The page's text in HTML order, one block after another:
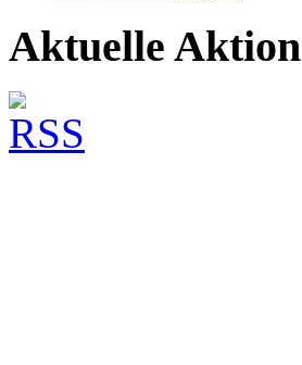
Aktuelle Aktion